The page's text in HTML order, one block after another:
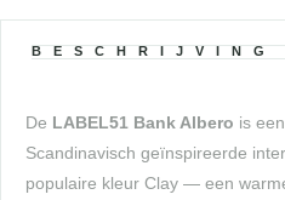
BESCHRIJVING
De LABEL51 Bank Albero is
Scandinavisch geïnspireerde
populaire kleur Clay — een